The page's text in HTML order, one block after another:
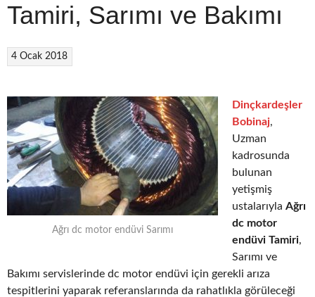
Tamiri, Sarımı ve Bakımı
4 Ocak 2018
Ağrı dc motor endüvi Sarımı
Dinçkardeşler
Bobinaj,
Uzman
kadrosunda
bulunan
yetişmiş
ustalarıyla Ağrı
dc motor
endüvi Tamiri,
Sarımı ve
Bakımı servislerinde dc motor endüvi için gerekli arıza
tespitlerini yaparak referanslarında da rahatlıkla görüleceği